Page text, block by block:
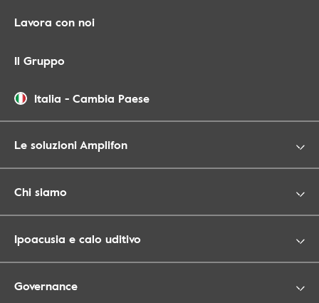
Lavora con noi
Il Gruppo
Italia - Cambia Paese
Le soluzioni Amplifon
Chi siamo
Ipoacusia e calo uditivo
Governance